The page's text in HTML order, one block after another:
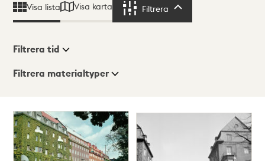
Visa lista Visa karta Filtrera
Visningsläge
Lista
Karta
Filtrera tid
Filtrera materialtyper
träffar